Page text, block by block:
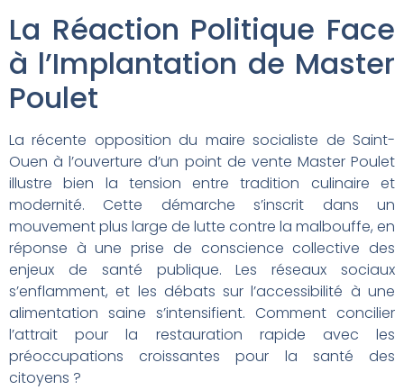
La Réaction Politique Face
à l’Implantation de Master
Poulet
La récente opposition du maire socialiste de Saint-
Ouen à l’ouverture d’un point de vente Master Poulet
illustre bien la tension entre tradition culinaire et
modernité. Cette démarche s’inscrit dans un
mouvement plus large de lutte contre la malbouffe, en
réponse à une prise de conscience collective des
enjeux de santé publique. Les réseaux sociaux
s’enflamment, et les débats sur l’accessibilité à une
alimentation saine s’intensifient. Comment concilier
l’attrait pour la restauration rapide avec les
préoccupations croissantes pour la santé des
citoyens ?